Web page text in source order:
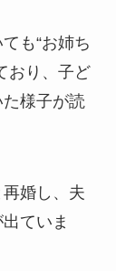
も“お姉ち
おり、子ど
様子が読
婚し、夫
ていま